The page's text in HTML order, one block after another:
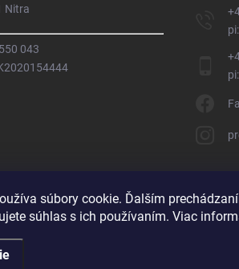
súbory cookie. Ďalším
súhlas s ich používaním. Viac
Nitra
043